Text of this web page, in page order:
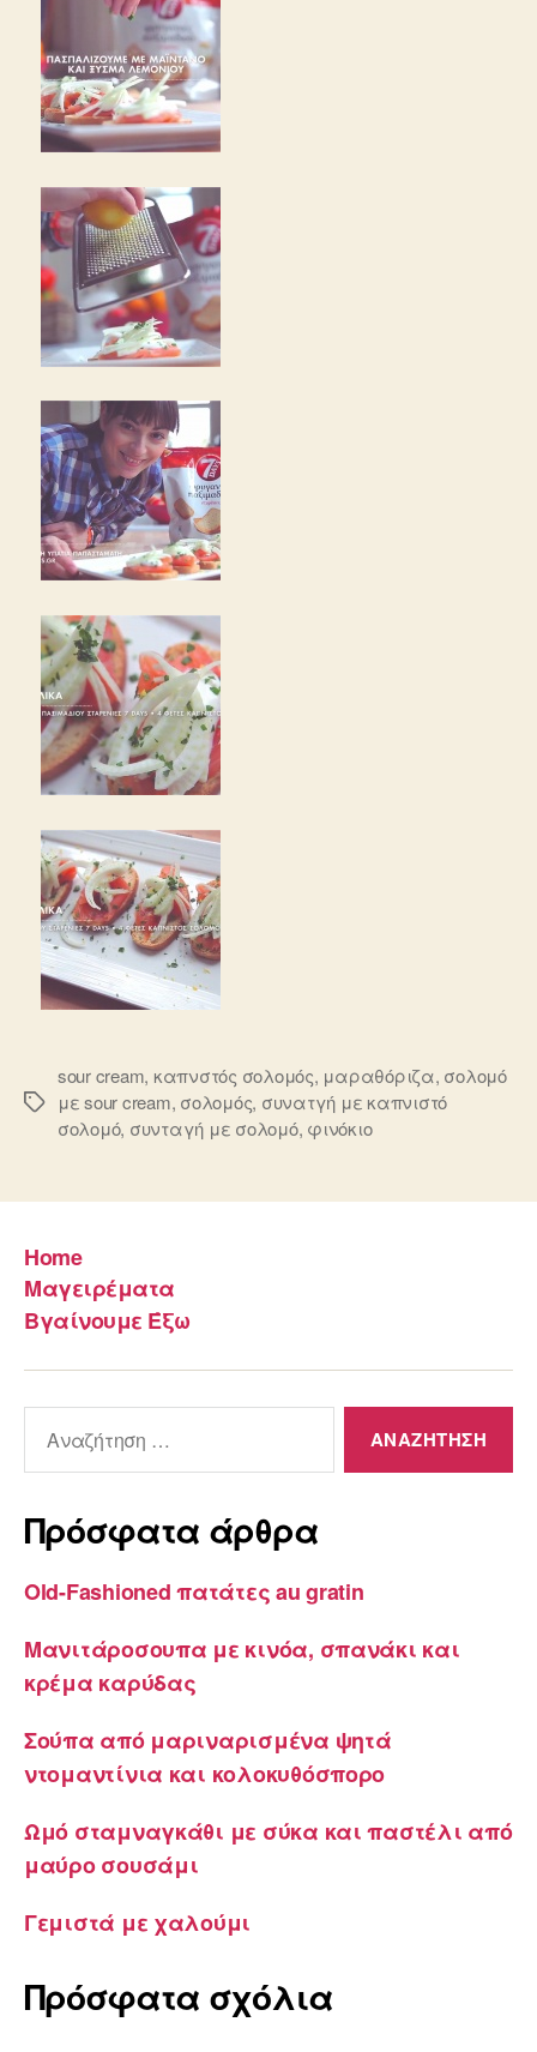
Ετικέτες
sour cream, καπνστός σολομός, μαραθόριζα, σολομό
με sour cream, σολομός, συνατγή με καπνιστό
σολομό, συνταγή με σολομό, φινόκιο
Home
Μαγειρέματα
Βγαίνουμε Έξω
για:
Πρόσφατα άρθρα
Old-Fashioned πατάτες au gratin
Μανιτάροσουπα με κινόα, σπανάκι και
κρέμα καρύδας
Σούπα από μαριναρισμένα ψητά
ντομαντίνια και κολοκυθόσπορο
Ωμό σταμναγκάθι με σύκα και παστέλι από
μαύρο σουσάμι
Γεμιστά με χαλούμι
Πρόσφατα σχόλια